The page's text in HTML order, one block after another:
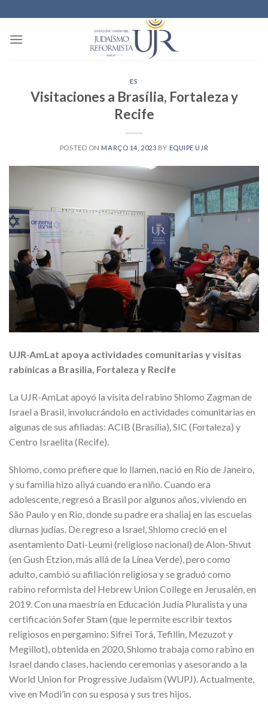
to
content
ES
Visitaciones a Brasília, Fortaleza y
Recife
POSTED ON MARÇO 14, 2023 BY EQUIPE UJR
UJR-AmLat apoya actividades comunitarias y visitas
rabínicas a Brasilia, Fortaleza y Recife
La UJR-AmLat apoyó la visita del rabino Shlomo Zagman de
Israel a Brasil, involucrándolo en actividades comunitarias en
algunas de sus afiliadas: ACIB (Brasília), SIC (Fortaleza) y
Centro Israelita (Recife).
Shlomo, como prefiere que lo llamen, nació en Río de Janeiro,
y su familia hizo aliyá cuando era niño. Cuando era
adolescente, regresó a Brasil por algunos años, viviendo en
São Paulo y en Rio, donde su padre era shaliaj en las escuelas
diurnas judías. De regreso a Israel, Shlomo creció en el
asentamiento Dati-Leumi (religioso nacional) de Alon-Shvut
(en Gush Etzion, más allá de la Línea Verde), pero como
adulto, cambió su afiliación religiosa y se graduó como
rabino reformista del Hebrew Union College en Jerusalén, en
2019. Con una maestría en Educación Judía Pluralista y una
certificación Sofer Stam (que le permite escribir textos
religiosos en pergamino: Sifrei Torá, Tefillin, Mezuzot y
Megillot), obtenida en 2020, Shlomo trabaja como rabino en
Israel dando clases, haciendo ceremonias y asesorando a la
World Union for Progressive Judaism (WUPJ). Actualmente,
vive en Modi’in con su esposa y sus tres hijos.